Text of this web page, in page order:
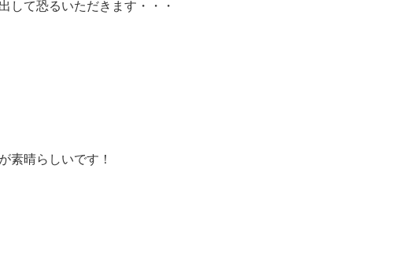
して恐るいただきます・・・
素晴らしいです！